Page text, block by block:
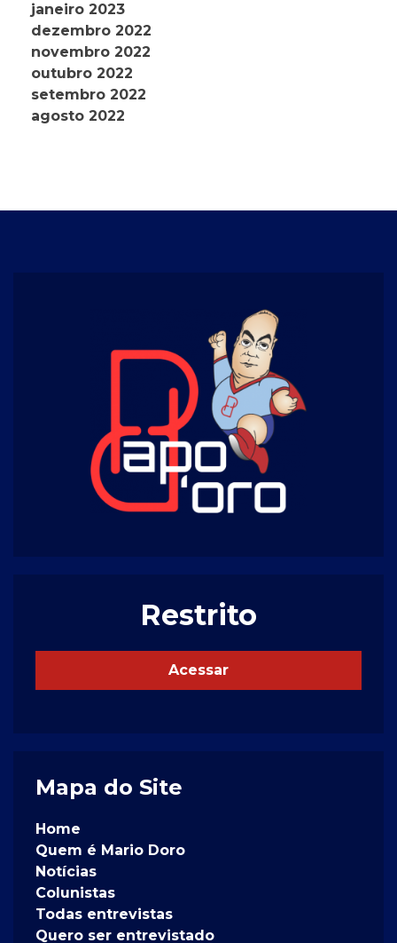
janeiro 2023
dezembro 2022
novembro 2022
outubro 2022
setembro 2022
agosto 2022
Restrito
Acessar
Mapa do Site
Home
Quem é Mario Doro
Notícias
Colunistas
Todas entrevistas
Quero ser entrevistado